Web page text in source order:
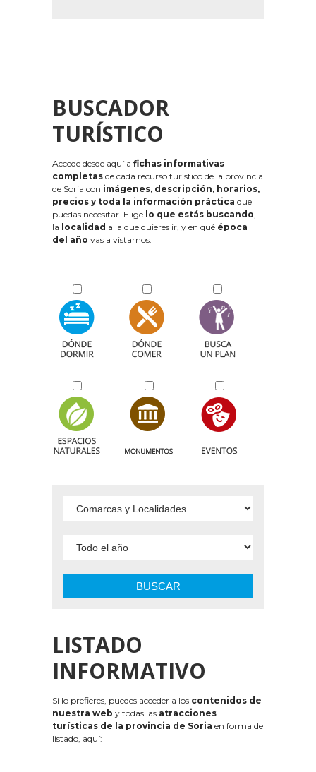
BUSCADOR
TURÍSTICO
Accede desde aquí a fichas informativas
completas de cada recurso turístico de la provincia
de Soria con imágenes, descripción, horarios,
precios y toda la información práctica que
puedas necesitar. Elige lo que estás buscando,
la localidad a la que quieres ir, y en qué época
del año vas a vistarnos:
BUSCAR
LISTADO
INFORMATIVO
Si lo prefieres, puedes acceder a los contenidos de
nuestra web y todas las atracciones
turísticas de la provincia de Soria en forma de
listado, aquí: